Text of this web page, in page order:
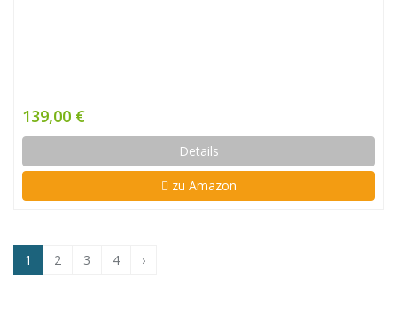
139,00 €
Details
zu Amazon
1 2 3 4 ›